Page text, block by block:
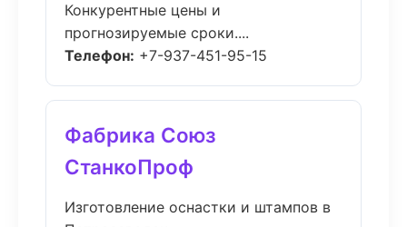
Конкурентные цены и
прогнозируемые сроки....
Телефон: +7-937-451-95-15
Фабрика Союз
СтанкоПроф
Изготовление оснастки и штампов в